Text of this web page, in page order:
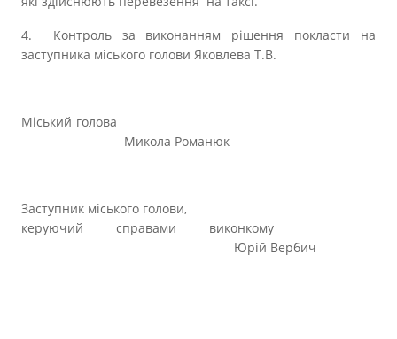
4. Контроль за виконанням рішення покласти на
заступника міського голови Яковлева Т.В.
Міський голова
Микола Романюк
Заступник міського голови,
керуючий справами виконкому
Юрій Вербич